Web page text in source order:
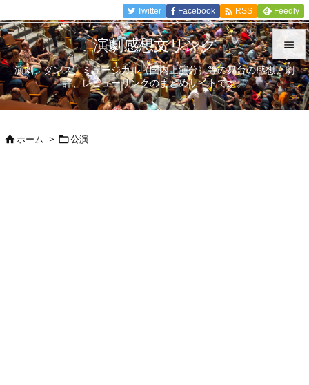


メニュ

Twitter Facebook  RSS Feedly
演劇感想文リンク
演劇、ダンス、ミュージカル（国内上演分）等の舞台の感想、劇
評、レビューリンクのまとめサイトです。
ホーム > 公演